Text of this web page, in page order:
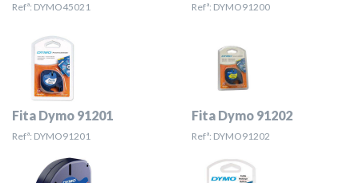
Refª: DYMO45021 Refª: DYMO91200
Fita Dymo 91201
Refª: DYMO91201
Fita Dymo 91202
Refª: DYMO91202